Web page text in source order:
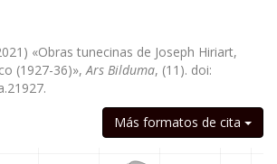
«Obras tunecinas de Joseph Hiriart,
(1927-36)»,Ars Bilduma, (11). doi:
Más formatos de cita